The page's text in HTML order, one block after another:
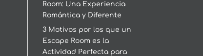
Room: Una Experiencia
Romántica y Diferente
3 Motivos por los que un
Escape Room es la
Actividad Perfecta para